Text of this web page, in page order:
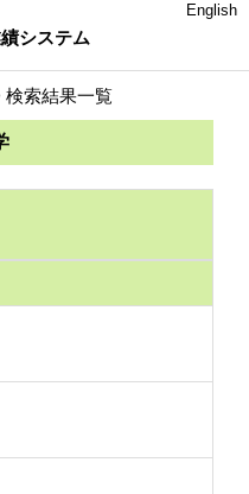
システム
English
検索結果一覧